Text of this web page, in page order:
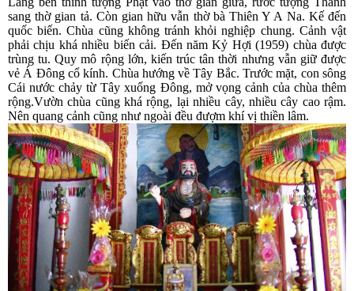
sang thờ gian tả. Còn gian hữu vẫn thờ bà Thiên Y A Na. Kế đến
quốc biến. Chùa cũng không tránh khỏi nghiệp chung. Cảnh vật
phải chịu khá nhiều biến cải. Đến năm Kỷ Hợi (1959) chùa được
trùng tu. Quy mô rộng lớn, kiến trúc tân thời nhưng vẫn giữ được
vẻ Á Đông cổ kính. Chùa hướng về Tây Bắc. Trước mặt, con sông
Cái nước chảy từ Tây xuống Đông, mở vọng cảnh của chùa thêm
rộng.Vườn chùa cũng khá rộng, lại nhiều cây, nhiều cây cao rậm.
Nên quang cảnh cũng như ngoài đều đượm khí vị thiền lâm.